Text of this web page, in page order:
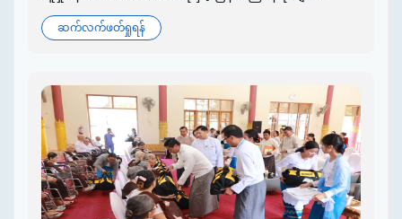
ဆက်လက်ဖတ်ရှုရန်